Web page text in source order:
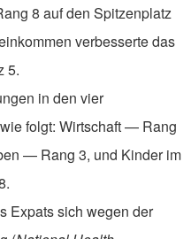
8 auf den Spitzenplatz
verbesserte das
5.
in den vier
folgt: Wirtschaft — Rang
— Rang 3, und Kinder im
Expats sich wegen der